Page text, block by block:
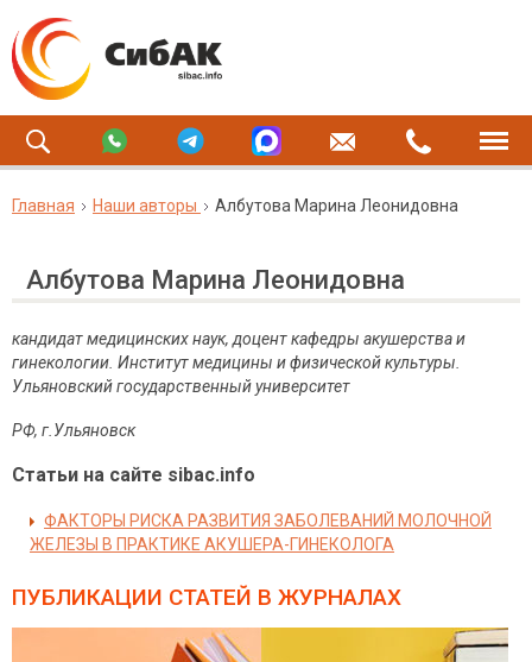
Главная Наши авторы Албутова Марина Леонидовна
Албутова Марина Леонидовна
кандидат медицинских наук, доцент кафедры акушерства и
гинекологии. Институт медицины и физической культуры.
Ульяновский государственный университет
РФ, г.Ульяновск
Статьи на сайте sibac.info
ФАКТОРЫ РИСКА РАЗВИТИЯ ЗАБОЛЕВАНИЙ МОЛОЧНОЙ
ЖЕЛЕЗЫ В ПРАКТИКЕ АКУШЕРА-ГИНЕКОЛОГА
ПУБЛИКАЦИИ СТАТЕЙ В ЖУРНАЛАХ